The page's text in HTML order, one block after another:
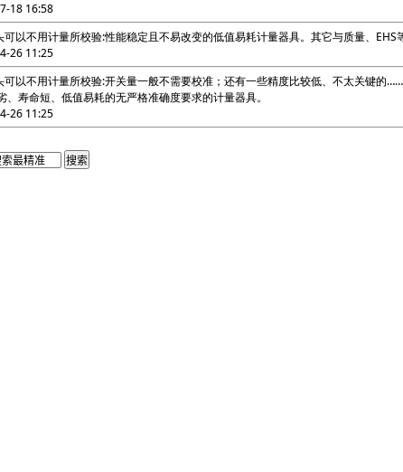
18 16:58
以不用计量所校验:性能稳定且不易改变的低值易耗计量器具。其它与质量、
26 11:25
可以不用计量所校验:开关量一般不需要校准；还有一些精度比较低、不太关键的
、寿命短、低值易耗的无严格准确度要求的计量器具。
26 11:25